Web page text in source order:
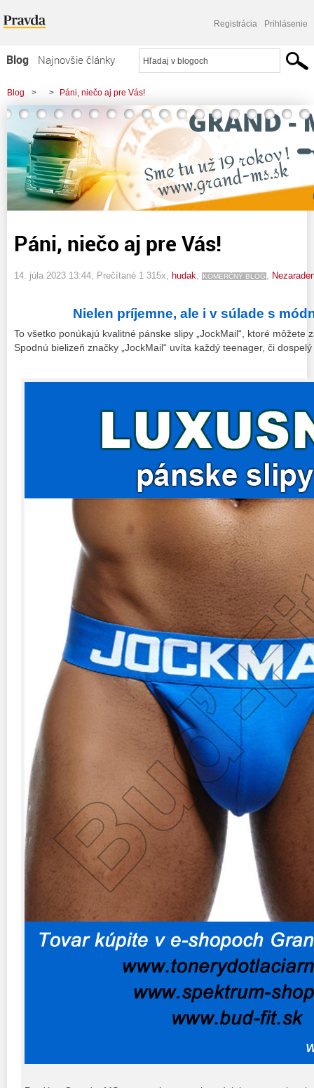
Registrácia Prihlásenie
Blog
Najnovšie články
Najčítanejšie články
Najkomentovanejšie články
Zoznam blogov
Komerčné blogy
Blog > > Páni, niečo aj pre Vás!
Páni, niečo aj pre Vás!
14. júla 2023 13:44 , Prečítané 1 315x, hudak KOMERČNÝ BLOG
Nielen príjemne, ale i v súlade s
To všetko ponúkajú kvalitné pánske slipy „JockMail“, ktoré môžete
Spodnú bielizeň značky „JockMail“ uvíta každý teenager, či